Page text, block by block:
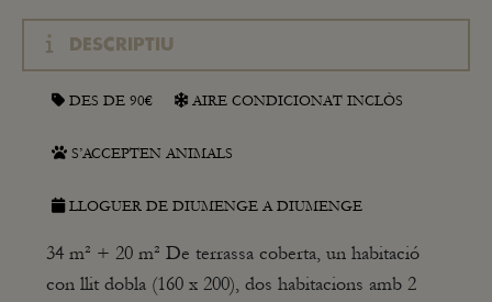
DESCRIPTIU
DES DE 90€ AIRE CONDICIONAT INCLÒS
S’ACCEPTEN ANIMALS
LLOGUER DE DIUMENGE A DIUMENGE
34 m² + 20 m² De terrassa coberta, un habitació
con llit dobla (160 x 200), dos habitacions amb 2